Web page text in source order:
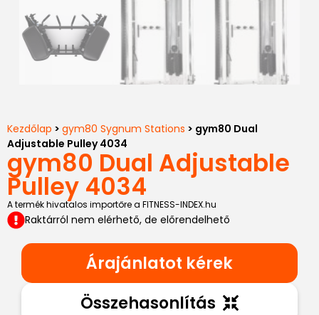
Kezdőlap > gym80 Sygnum Stations > gym80 Dual
Adjustable Pulley 4034
gym80 Dual Adjustable
Pulley 4034
A termék hivatalos importőre a FITNESS-INDEX.hu
Raktárról nem elérhető, de előrendelhető
Árajánlatot kérek
Összehasonlítás